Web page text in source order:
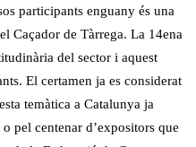
participants enguany és una
Caçador de Tàrrega. La 14ena
del sector i aquest
El certamen ja es considerat
temàtica a Catalunya ja
pel centenar d’expositors que